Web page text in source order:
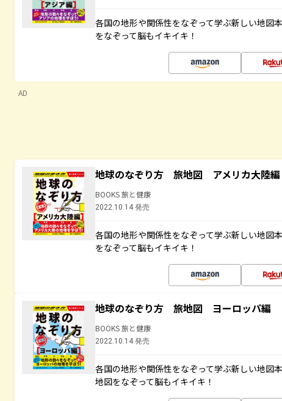
各国の地形や関係性をなぞって学ぶ新しい地図
をなぞって脳もイキイキ！
AD
地球のなぞり方 旅地図 アメリカ大陸編
BOOKS 旅と健康
2022.10.14 発売
各国の地形や関係性をなぞって学ぶ新しい地図
をなぞって脳もイキイキ！
地球のなぞり方 旅地図 ヨーロッパ編
BOOKS 旅と健康
2022.10.14 発売
各国の地形や関係性をなぞって学ぶ新しい地図
地図をなぞって脳もイキイキ！